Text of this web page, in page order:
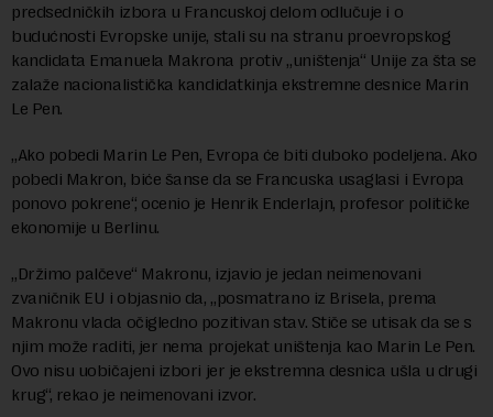
predsedničkih izbora u Francuskoj delom odlučuje i o
budućnosti Evropske unije, stali su na stranu proevropskog
kandidata Emanuela Makrona protiv „uništenja“ Unije za šta se
zalaže nacionalistička kandidatkinja ekstremne desnice Marin
Le Pen.
„Ako pobedi Marin Le Pen, Evropa će biti duboko podeljena. Ako
pobedi Makron, biće šanse da se Francuska usaglasi i Evropa
ponovo pokrene“, ocenio je Henrik Enderlajn, profesor političke
ekonomije u Berlinu.
„Držimo palčeve“ Makronu, izjavio je jedan neimenovani
zvaničnik EU i objasnio da, „posmatrano iz Brisela, prema
Makronu vlada očigledno pozitivan stav. Stiče se utisak da se s
njim može raditi, jer nema projekat uništenja kao Marin Le Pen.
Ovo nisu uobičajeni izbori jer je ekstremna desnica ušla u drugi
krug“, rekao je neimenovani izvor.